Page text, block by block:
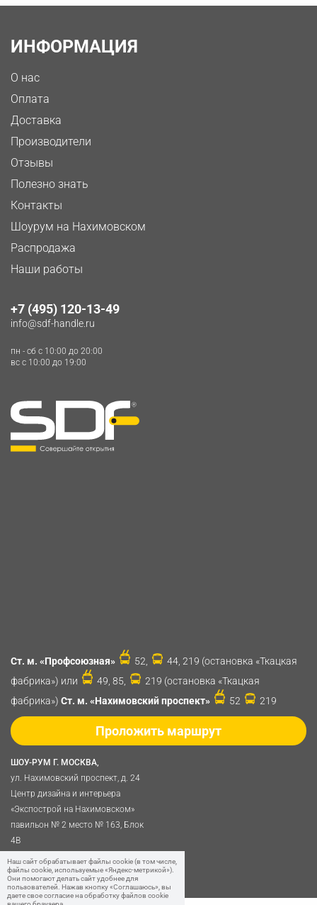
ИНФОРМАЦИЯ
О нас
Оплата
Доставка
Производители
Отзывы
Полезно знать
Контакты
Шоурум на Нахимовском
Распродажа
Наши работы
+7 (495) 120-13-49
info@sdf-handle.ru
пн - сб c 10:00 до 20:00
вс c 10:00 до 19:00
ШОУ-РУМ Г. МОСКВА,
ул. Нахимовский проспект, д. 24
Центр дизайна и интерьера
«Экспострой на Нахимовском»
павильон № 2 место № 163, Блок
4B
Политика обработки
персональных данных
Ст. м. «Профсоюзная» 52,
44, 219 (остановка «Ткацкая
фабрика») или
49, 85,
219 (остановка «Ткацкая
фабрика») Ст. м. «Нахимовский проспект» 52 219
Проложить маршрут
Наш сайт обрабатывает файлы cookie (в том числе,
файлы cookie, используемые «Яндекс-метрикой»).
Они помогают делать сайт удобнее для
пользователей. Нажав кнопку «Соглашаюсь», вы
даете свое согласие на обработку файлов cookie